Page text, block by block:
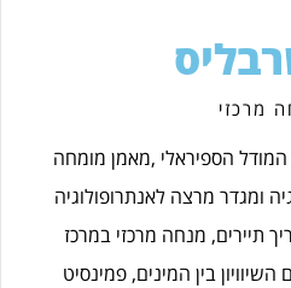
מרכזי
המודל הספיראלי ,מאמן מומחה
ומגדר מרצה לאנתרופולוגיה
תיירים, מנחה מרכזי במרכז
בין המינים, פמינסיט